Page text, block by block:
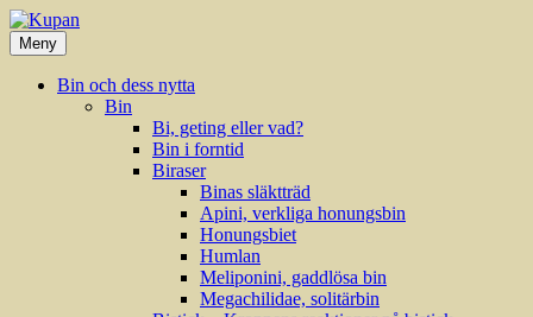
Hoppa
till
innehåll
Meny
Bin och dess nytta
Bin
Bi, geting eller vad?
Bin i forntid
Biraser
Binas släktträd
Apini, verkliga honungsbin
Honungsbiet
Humlan
Meliponini, gaddlösa bin
Megachilidae, solitärbin